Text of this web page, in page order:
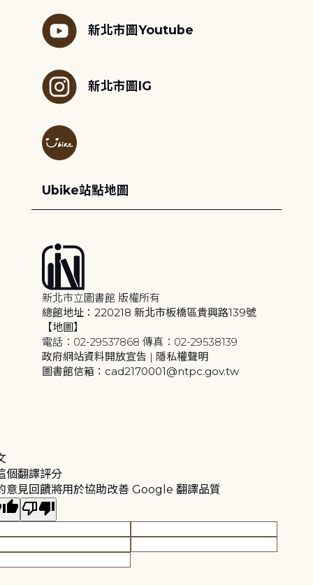
新北市圖Youtube
新北市圖IG
Ubike站點地圖
新北市立圖書館 版權所有
總館地址：220218 新北市板橋區貴興路139號
【地圖】
電話：02-29537868 傳真：02-29538139
政府網站資料開放宣告 | 隱私權聲明
圖書館信箱：cad2170001@ntpc.gov.tw
個翻譯評分
意見回饋將用於協助改善 Google 翻譯品質